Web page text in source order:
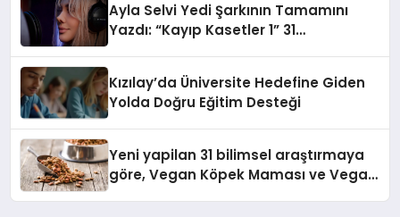
Ayla Selvi Yedi Şarkının Tamamını
Yazdı: “Kayıp Kasetler 1” 31
Kızılay’da Üniversite Hedefine Giden
Yolda Doğru Eğitim Desteği
Yeni yapilan 31 bilimsel araştırmaya
göre, Vegan Köpek Maması ve Vegan